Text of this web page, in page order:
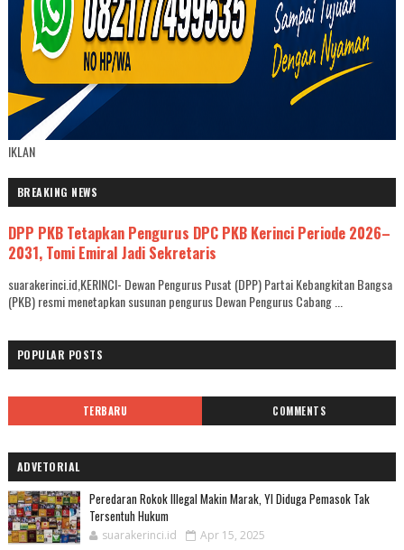
IKLAN
BREAKING NEWS
DPP PKB Tetapkan Pengurus DPC PKB Kerinci Periode 2026–
2031, Tomi Emiral Jadi Sekretaris
suarakerinci.id,KERINCI- Dewan Pengurus Pusat (DPP) Partai Kebangkitan Bangsa
(PKB) resmi menetapkan susunan pengurus Dewan Pengurus Cabang ...
POPULAR POSTS
TERBARU COMMENTS
ADVETORIAL
Peredaran Rokok Illegal Makin Marak, YI Diduga Pemasok Tak
Tersentuh Hukum
suarakerinci.id Apr 15, 2025